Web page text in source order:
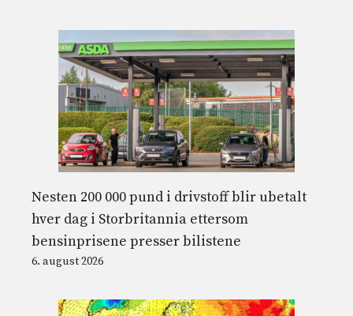
Nesten 200 000 pund i drivstoff blir ubetalt
hver dag i Storbritannia ettersom
bensinprisene presser bilistene
6. august 2026